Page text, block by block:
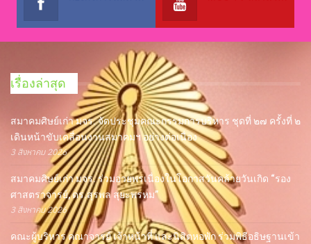
เรื่องล่าสุด
สมาคมศิษย์เก่า มจร. จัดประชุมคณะกรรมการบริหาร ชุดที่ ๒๗ ครั้งที่ ๒
เดินหน้าขับเคลื่อนงานสมาคมฯ อย่างต่อเนื่อง
3 สิงหาคม 2026
สมาคมศิษย์เก่า มจร. ร่วมอวยพรเนื่องในโอกาสวันคล้ายวันเกิด “รอง
ศาสตราจารย์, ดร.สุรพล สุยะพรหม”
3 สิงหาคม 2026
คณะผู้บริหาร คณาจารย์ เจ้าหน้าที่ และนิสิตหอพัก ร่วมพิธีอธิษฐานเข้า